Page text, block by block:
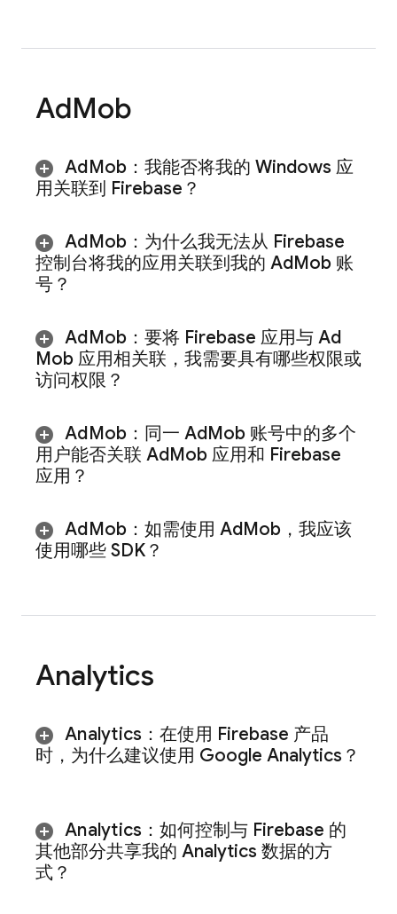
AdMob
AdMob ：我能否将我的 Windows 应
用关联到 Firebase？
AdMob ：为什么我无法从 Firebase
控制台将我的应用关联到我的 AdMob 账
号？
AdMob ：要将 Firebase 应用与Ad
Mob 应用相关联，我需要具有哪些权限或
访问权限？
AdMob ：同一AdMob 账号中的多个
用户能否关联 AdMob 应用和 Firebase
应用？
AdMob ：如需使用AdMob ，我应该
使用哪些 SDK？
Analytics
Analytics ：在使用 Firebase 产品
时，为什么建议使用 Google Analytics？
Analytics ：如何控制与 Firebase 的
其他部分共享我的 Analytics 数据的方
式？